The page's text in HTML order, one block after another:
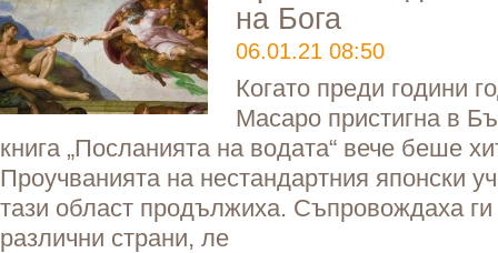
на Бога
06.01.21 08:50
Когато преди години
Масаро пристигна в
книга „Посланията на водата“ вече беше
Проучванията на нестандартния японски
тази област продължиха. Съпровождаха ги
различни страни, ле